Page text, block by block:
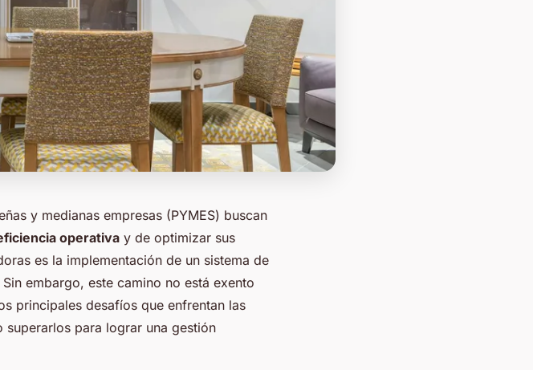
y medianas empresas (PYMES) buscan
operativa y de optimizar sus
es la implementación de un sistema de
Sin embargo, este camino no está exento
principales desafíos que enfrentan las
superarlos para lograr una gestión